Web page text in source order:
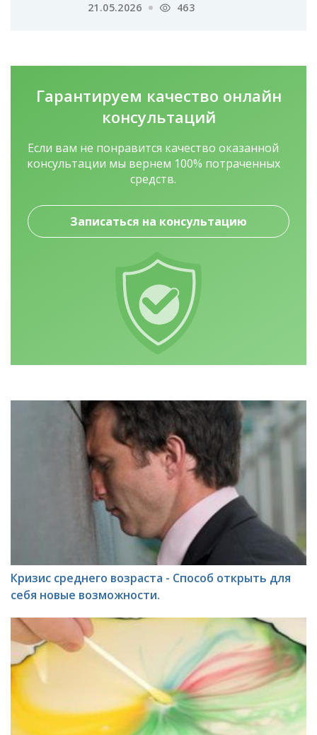
21.05.2026 463
Гарантируем качество онлайн
консультаций
Если вам не понравится качество оказанной
консультации мы вернем 100% потраченных
средств.
Записаться на консультацию
Кризис среднего возраста - Способ открыть для
себя новые возможности.